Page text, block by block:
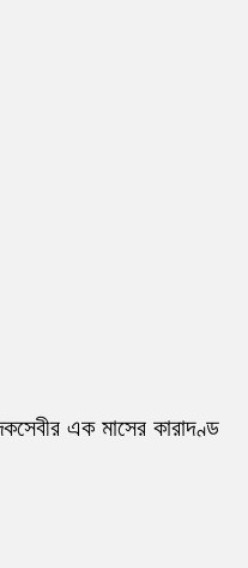
এক মাসের কারাদণ্ড